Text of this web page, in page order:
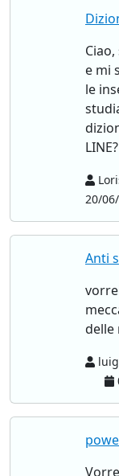
e mi
le
LINE?
20/
Anti
delle